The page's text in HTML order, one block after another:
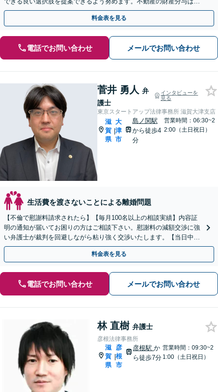
任せ【予約で夜間・休日対応可】【駐車場あり】
料金表を見る
電話でお問い合わせ メールでお問い合わせ
菅井 勇人 弁
護士
インタビューを
見る
東京スタートアップ法律事務所 滋賀大津支店
滋
賀
県
|
大
津
市
島ノ関駅
から徒歩4
分
営業時間：06:30~2
2:00（土日祝日）
生活費を渡さないことによる離婚問題
【不倫で慰謝料請求されたら】【毎月100名以上の相談実績】内容証
明の通知が届いてお困りの方はご相談下さい。慰謝料の減額交渉に強
い弁護士が裁判を回避しながら粘り強く交渉いたします。【当日中の
相談可(予約制)】【滋賀県全域対応】
料金表を見る
電話でお問い合わせ メールでお問い合わせ
林 直樹 弁護士
彦根法律事務所
滋
賀
県
|
彦
根
市
彦根駅か
ら徒歩7分
営業時間：09:30~2
1:00（土日祝日）